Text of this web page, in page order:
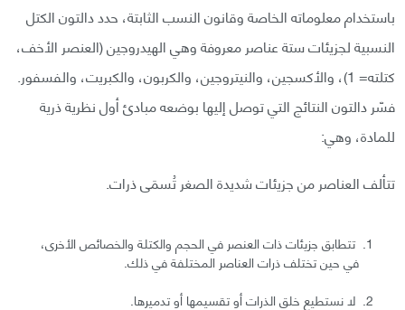
باستخدام معلوماته الخاصة وقانون النسب الثابتة، حدد دالتون الكتل
النسبية لجزيئات ستة عناصر معروفة وهي الهيدروجين (العنصر الأخف،
كتلته= 1)، والأكسجين، والنيتروجين، والكربون، والكبريت، والفسفور.
فسّر دالتون النتائج التي توصل إليها بوضعه مبادئ أول نظرية ذرية
للمادة، وهي:
تتألف العناصر من جزيئات شديدة الصغر تُسمَى ذرات.
تتطابق جزيئات ذات العنصر في الحجم والكتلة والخصائص الأخرى،
في حين تختلف ذرات العناصر المختلفة في ذلك.
لا نستطيع خلق الذرات أو تقسيمها أو تدميرها.